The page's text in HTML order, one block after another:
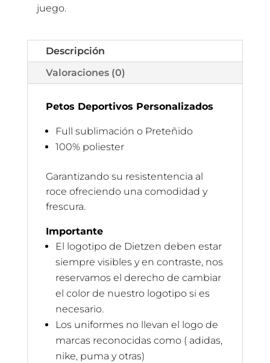
juego.
Descripción
Valoraciones (0)
Petos Deportivos Personalizados
Full sublimación o Preteñido
100% poliester
Garantizando su resistentencia al
roce ofreciendo una comodidad y
frescura.
Importante
El logotipo de Dietzen deben estar
siempre visibles y en contraste, nos
reservamos el derecho de cambiar
el color de nuestro logotipo si es
necesario.
Los uniformes no llevan el logo de
marcas reconocidas como ( adidas,
nike, puma y otras)